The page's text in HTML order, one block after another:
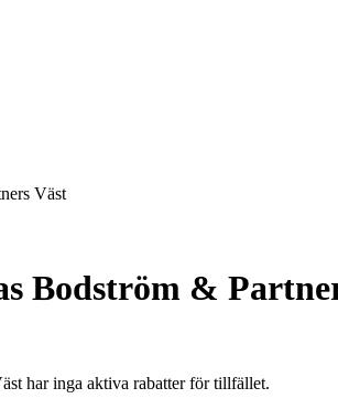
Väst
Bodström &
har inga aktiva rabatter för tillfället.